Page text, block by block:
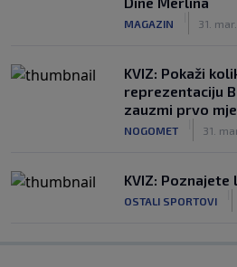
MAGAZIN 31. mar.
KVIZ: Pokaži
reprezentaciju
zauzmi prvo
NOGOMET 31.
KVIZ:
OSTALI SPORTOVI